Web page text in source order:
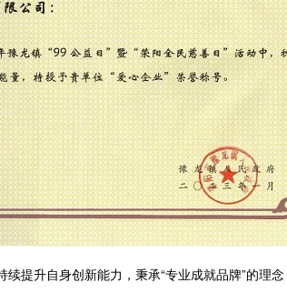
升自身创新能力，秉承“专业成就品牌”的理